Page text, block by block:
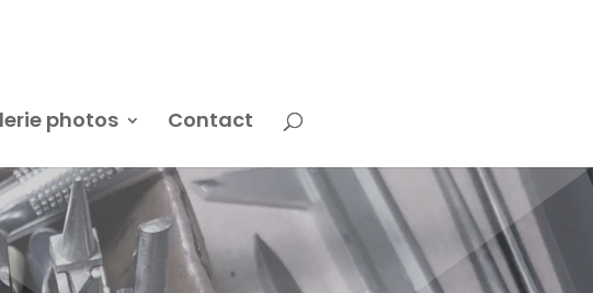
photos Contact